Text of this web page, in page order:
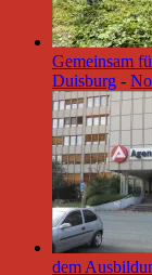
Gemeinsam
Duisburg -
dem